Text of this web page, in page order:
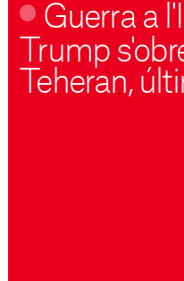
Guerra a
Trump
Teheran,